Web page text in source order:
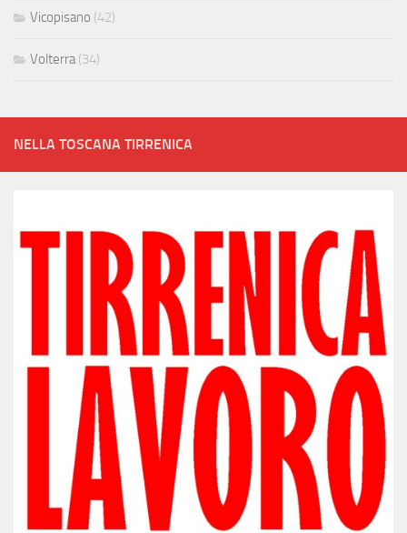
Vicopisano (42)
Volterra (34)
NELLA TOSCANA TIRRENICA